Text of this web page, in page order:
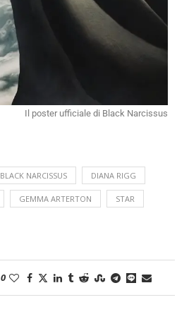
Il poster ufficiale di Black Narcissus
BLACK NARCISSUS DIANA RIGG
GEMMA ARTERTON STAR
0